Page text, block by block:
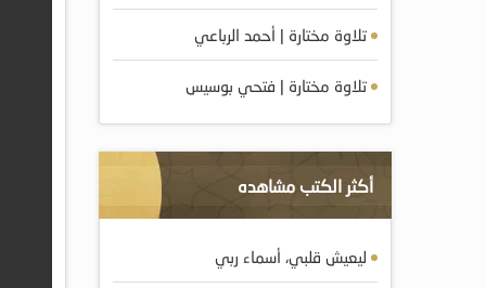
تلاوة مختارة | أحمد الرباعي
تلاوة مختارة | فتحي بوسيس
أكثر الكتب مشاهده
ليعيش قلبي، أسماء ربي